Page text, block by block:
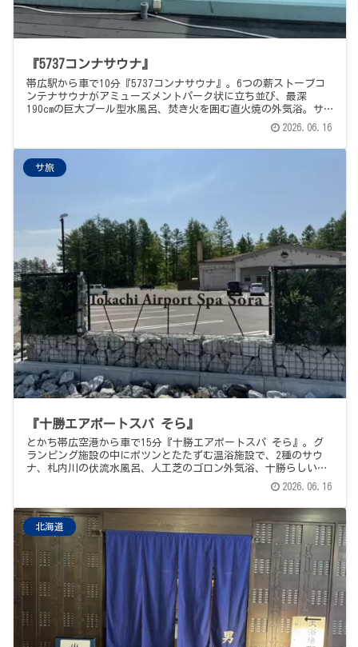
『5737コンナサウナ』
帯広駅から車で10分『5737コンナサウナ』。6つの薪ストーブコ
ンテナサウナがアミューズメントパーク状に立ち並び、最深
190cmの巨大プール型水風呂、焚き火を囲む直火焼の外気浴。サ
ウナ後は帯広で避けて通れないインデアンのカレー。十勝帯広エ
2026.06.16
サ旅
『十勝エアポートスパ そら』
とかち帯広空港から車で15分『十勝エアポートスパ そら』。グ
ランピング施設の中にポツンとたたずむ温浴施設で、2種のサウ
ナ、札内川の伏流水風呂、人工芝のゴロン外気浴、十勝らしいモ
ール温泉。サウナめしはピッツェリアツカのマルゲリータ。十勝
2026.06.16
北海道